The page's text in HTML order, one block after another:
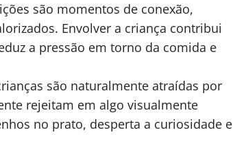
são momentos de conexão,
Envolver a criança contribui
a pressão em torno da comida e
são naturalmente atraídas por
rejeitam em algo visualmente
no prato, desperta a curiosidade e